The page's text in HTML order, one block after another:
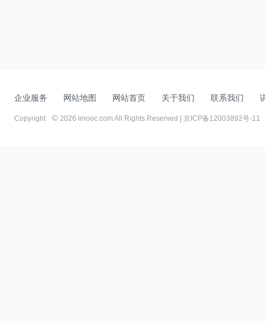
企业服务 网站地图 网站首页 关于我们 联系我们
Copyright 2026 imooc.com All Rights Reserved | 京ICP备12003892号-11